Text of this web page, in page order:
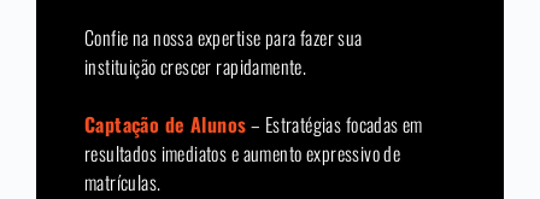
Confie na nossa expertise para fazer sua
instituição crescer rapidamente.
Captação de Alunos– Estratégias focadas em
resultados imediatos e aumento expressivo de
matrículas.